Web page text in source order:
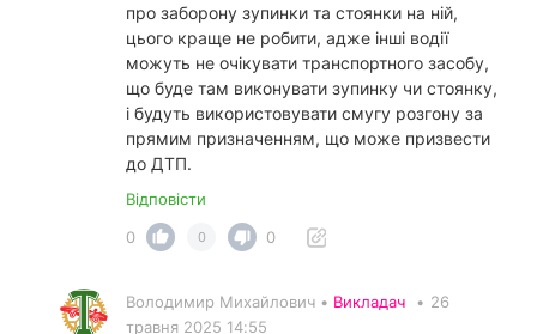
про заборону зупинки та стоянки на ній,
цього краще не робити, адже інші водії
можуть не очікувати транспортного засобу,
що буде там виконувати зупинку чи стоянку,
і будуть використовувати смугу розгону за
прямим призначенням, що може призвести
до ДТП.
Відповісти
0
0 0
Володимир Михайлович • Викладач • 26
травня 2025 14:55